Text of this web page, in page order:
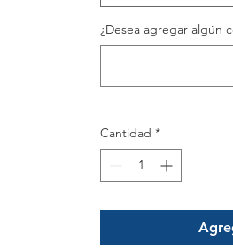
¿Desea agregar algún
Cantidad *